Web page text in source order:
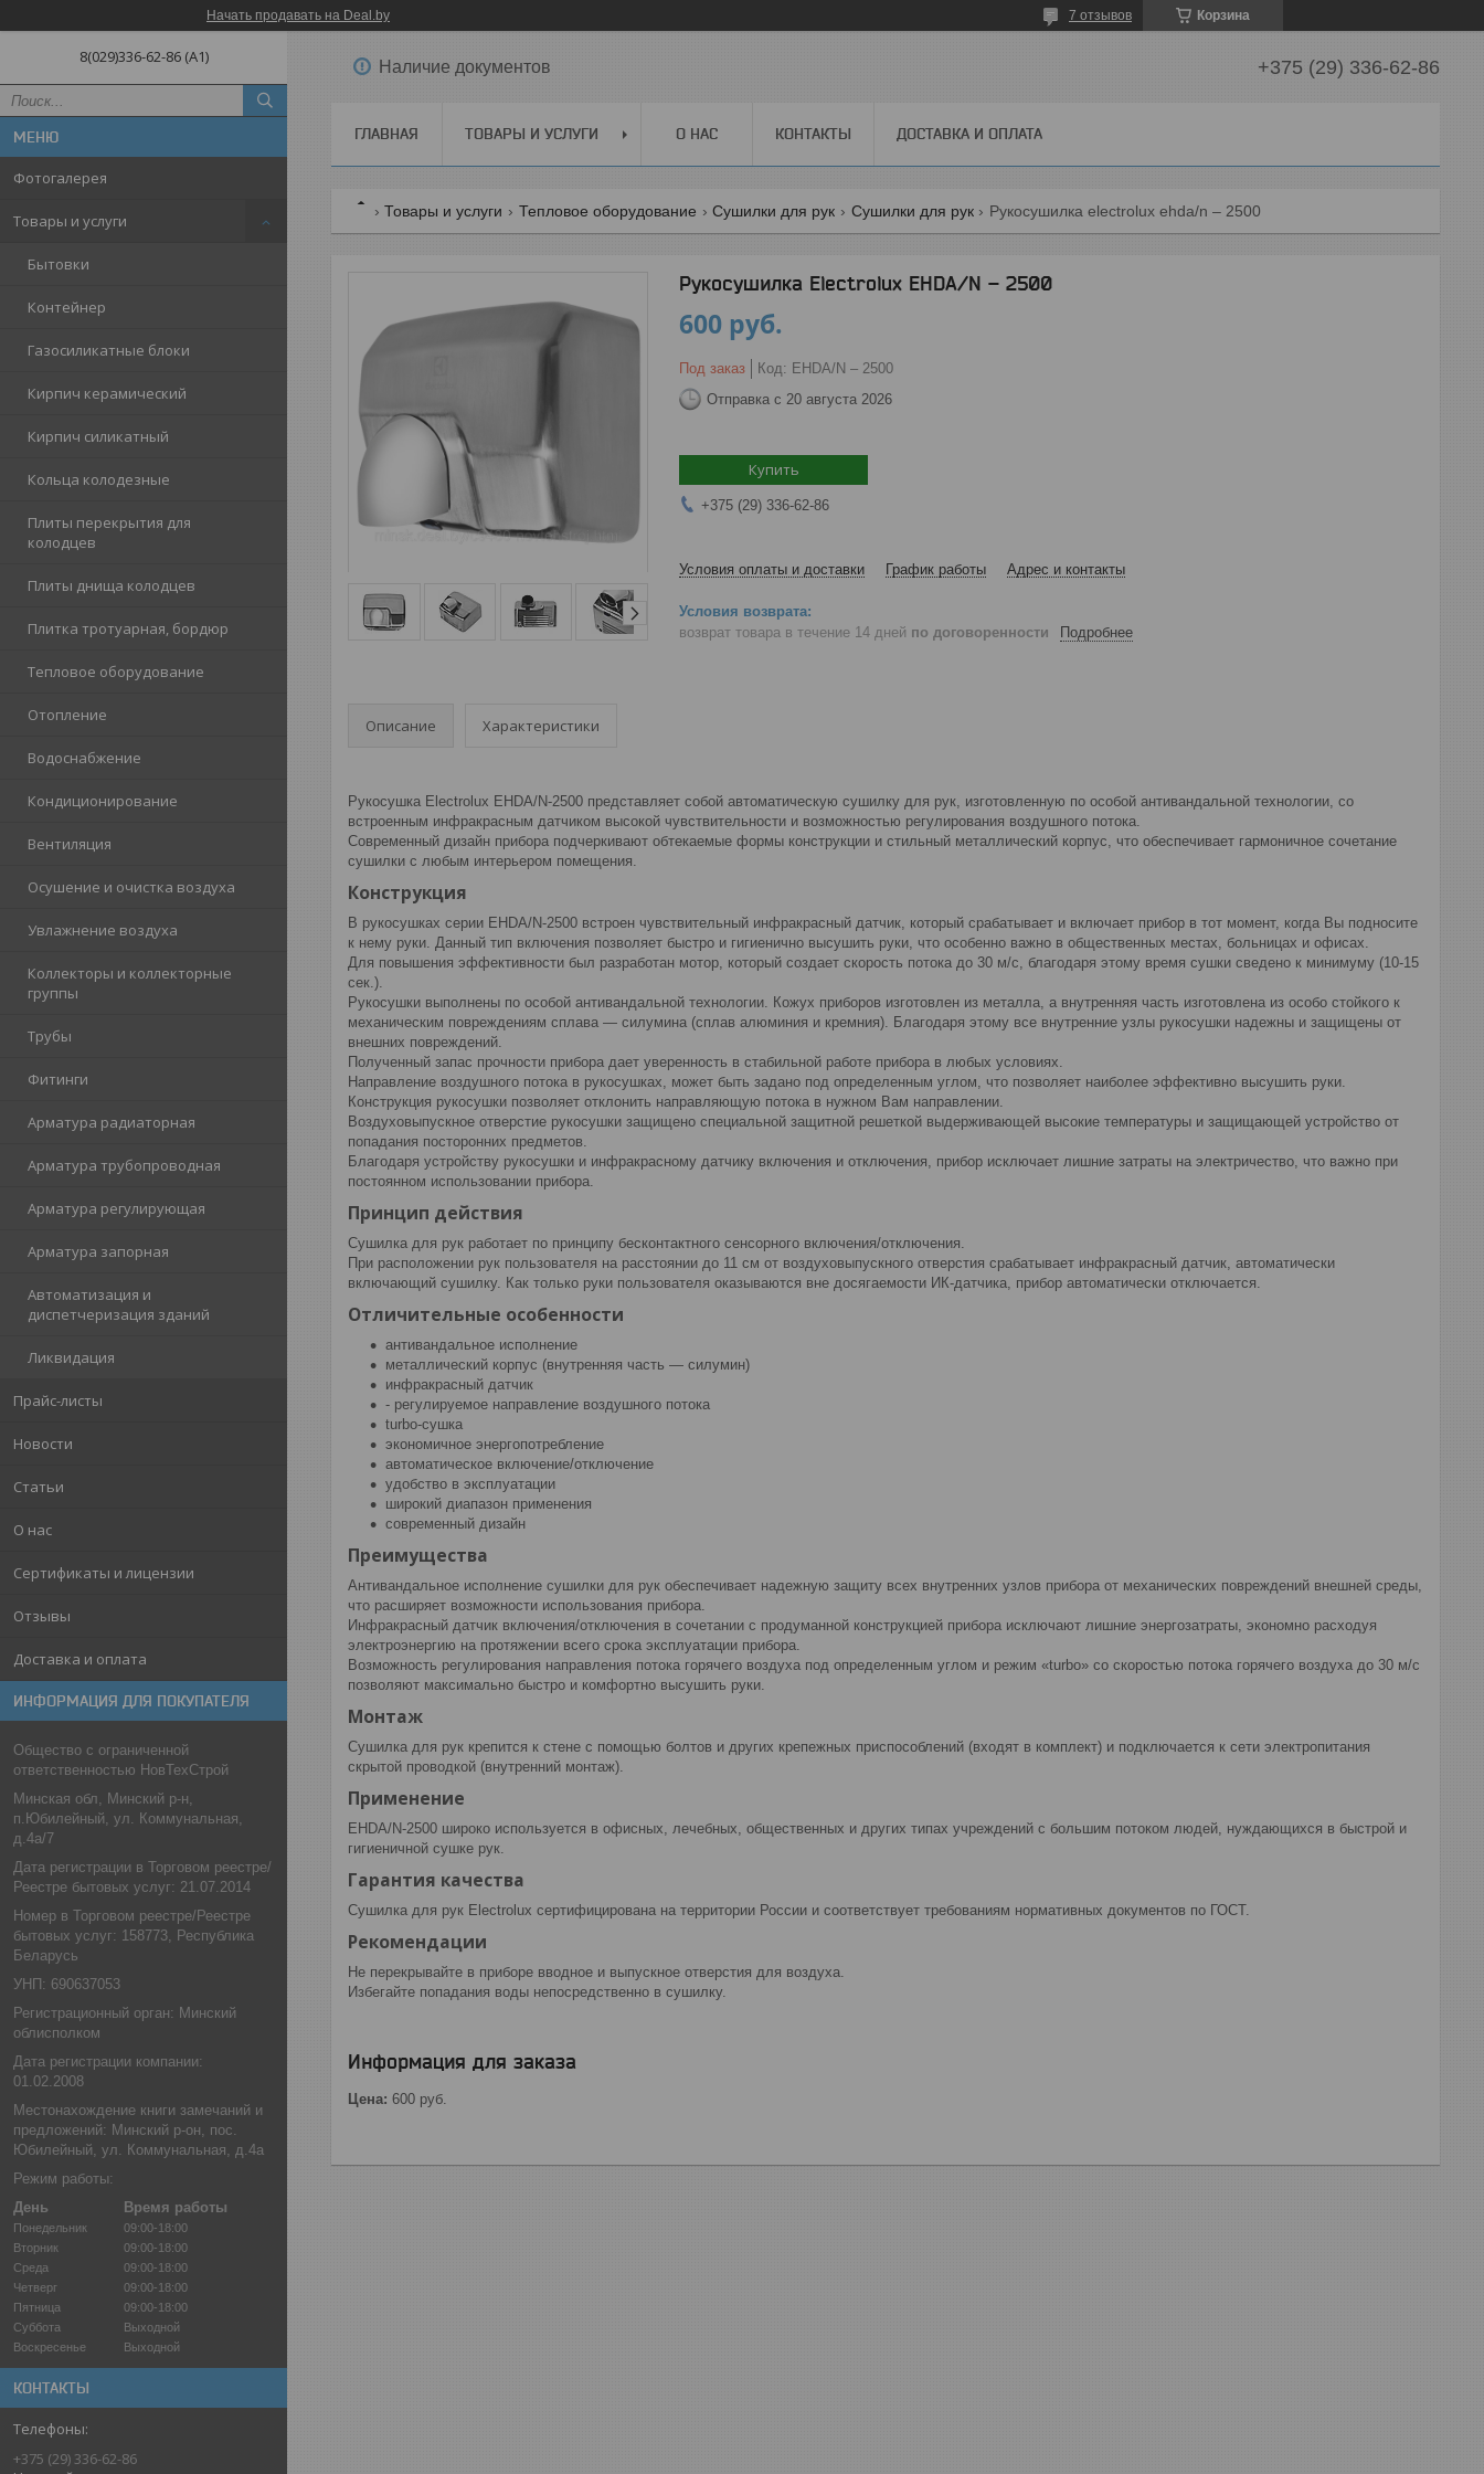
Начать продавать на Deal.by Корзина
7 отзывов
8(029)336-62-86 (A1)
Фотогалерея
Товары и услуги
Бытовки
Контейнер
Газосиликатные блоки
Кирпич керамический
Кирпич силикатный
Кольца колодезные
Плиты перекрытия для
колодцев
Плиты днища колодцев
Плитка тротуарная, бордюр
Тепловое оборудование
Отопление
Водоснабжение
Кондиционирование
Вентиляция
Осушение и очистка воздуха
Увлажнение воздуха
Коллекторы и коллекторные
группы
Трубы
Фитинги
Арматура радиаторная
Арматура трубопроводная
Арматура регулирующая
Арматура запорная
Автоматизация и
диспетчеризация зданий
Ликвидация
Прайс-листы
Новости
Статьи
О нас
Сертификаты и лицензии
Отзывы
Доставка и оплата
ИНФОРМАЦИЯ ДЛЯ ПОКУПАТЕЛЯ
Общество с ограниченной
ответственностью НовТехСтрой
Минская обл, Минский р-н,
п.Юбилейный, ул. Коммунальная,
д.4а/7
Дата регистрации в Торговом реестре/
Реестре бытовых услуг: 21.07.2014
Номер в Торговом реестре/Реестре
бытовых услуг: 158773, Республика
Беларусь
УНП: 690637053
Регистрационный орган: Минский
облисполком
Дата регистрации компании:
01.02.2008
Местонахождение книги замечаний и
предложений: Минский р-он, пос.
Юбилейный, ул. Коммунальная, д.4а
Режим работы:
День
Время работы
Понедельник
09:00-18:00
Вторник
09:00-18:00
Среда
09:00-18:00
Четверг
09:00-18:00
Пятница
09:00-18:00
Суббота
Выходной
Воскресенье
Выходной
КОНТАКТЫ
+375 (29) 336-62-86
Наличие документов +375 (29) 336-62-86
ГЛАВНАЯ ТОВАРЫ И УСЛУГИ О НАС КОНТАКТЫ ДОСТАВКА И ОПЛАТА
Товары и услуги Тепловое оборудование Сушилки для рук Сушилки для рук Рукосушилка electrolux ehda/n – 2500
Рукосушилка Electrolux EHDA/N – 2500
600 руб.
Под заказ Код: EHDA/N – 2500
Отправка с 20 августа 2026
Купить
+375 (29) 336-62-86
Условия оплаты и доставки График работы Адрес и контакты
возврат товара в течение 14 дней по договоренности Подробнее
Описание Характеристики
Рукосушка Electrolux EHDA/N-2500 представляет собой автоматическую сушилку для рук, изготовленную по особой антивандальной технологии, со
встроенным инфракрасным датчиком высокой чувствительности и возможностью регулирования воздушного потока.
Современный дизайн прибора подчеркивают обтекаемые формы конструкции и стильный металлический корпус, что обеспечивает гармоничное сочетание
сушилки с любым интерьером помещения.
Конструкция
В рукосушках серии EHDA/N-2500 встроен чувствительный инфракрасный датчик, который срабатывает и включает прибор в тот момент, когда Вы подносите
к нему руки. Данный тип включения позволяет быстро и гигиенично высушить руки, что особенно важно в общественных местах, больницах и офисах.
Для повышения эффективности был разработан мотор, который создает скорость потока до 30 м/с, благодаря этому время сушки сведено к минимуму (10-15
сек.).
Рукосушки выполнены по особой антивандальной технологии. Кожух приборов изготовлен из металла, а внутренняя часть изготовлена из особо стойкого к
механическим повреждениям сплава — силумина (сплав алюминия и кремния). Благодаря этому все внутренние узлы рукосушки надежны и защищены от
внешних повреждений.
Полученный запас прочности прибора дает уверенность в стабильной работе прибора в любых условиях.
Направление воздушного потока в рукосушках, может быть задано под определенным углом, что позволяет наиболее эффективно высушить руки.
Конструкция рукосушки позволяет отклонить направляющую потока в нужном Вам направлении.
Воздуховыпускное отверстие рукосушки защищено специальной защитной решеткой выдерживающей высокие температуры и защищающей устройство от
попадания посторонних предметов.
Благодаря устройству рукосушки и инфракрасному датчику включения и отключения, прибор исключает лишние затраты на электричество, что важно при
постоянном использовании прибора.
Принцип действия
Сушилка для рук работает по принципу бесконтактного сенсорного включения/отключения.
При расположении рук пользователя на расстоянии до 11 см от воздуховыпускного отверстия срабатывает инфракрасный датчик, автоматически
включающий сушилку. Как только руки пользователя оказываются вне досягаемости ИК-датчика, прибор автоматически отключается.
Отличительные особенности
антивандальное исполнение
металлический корпус (внутренняя часть — силумин)
инфракрасный датчик
- регулируемое направление воздушного потока
turbo-сушка
экономичное энергопотребление
автоматическое включение/отключение
удобство в эксплуатации
широкий диапазон применения
современный дизайн
Преимущества
Антивандальное исполнение сушилки для рук обеспечивает надежную защиту всех внутренних узлов прибора от механических повреждений внешней среды,
что расширяет возможности использования прибора.
Инфракрасный датчик включения/отключения в сочетании с продуманной конструкцией прибора исключают лишние энергозатраты, экономно расходуя
электроэнергию на протяжении всего срока эксплуатации прибора.
Возможность регулирования направления потока горячего воздуха под определенным углом и режим «turbo» со скоростью потока горячего воздуха до 30 м/с
позволяют максимально быстро и комфортно высушить руки.
Монтаж
Сушилка для рук крепится к стене с помощью болтов и других крепежных приспособлений (входят в комплект) и подключается к сети электропитания
скрытой проводкой (внутренний монтаж).
Применение
EHDA/N-2500 широко используется в офисных, лечебных, общественных и других типах учреждений с большим потоком людей, нуждающихся в быстрой и
гигиеничной сушке рук.
Гарантия качества
Сушилка для рук Electrolux сертифицирована на территории России и соответствует требованиям нормативных документов по ГОСТ.
Рекомендации
Не перекрывайте в приборе вводное и выпускное отверстия для воздуха.
Избегайте попадания воды непосредственно в сушилку.
Информация для заказа
Цена: 600 руб.